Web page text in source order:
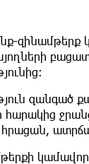
զինամթերք
զանգած